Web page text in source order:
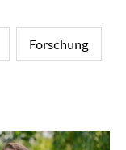
Forschung